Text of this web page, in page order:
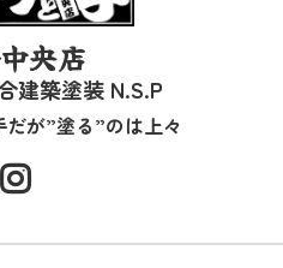
央店
建築塗装 N.S.P
が”塗る”のは上々